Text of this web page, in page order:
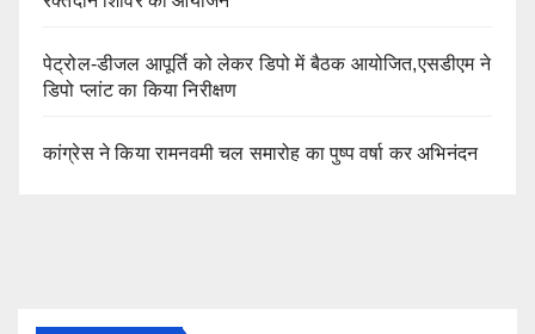
पेट्रोल-डीजल आपूर्ति को लेकर डिपो में बैठक आयोजित,एसडीएम ने
डिपो प्लांट का किया निरीक्षण
कांग्रेस ने किया रामनवमी चल समारोह का पुष्प वर्षा कर अभिनंदन